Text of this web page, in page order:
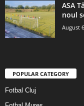
ASA
noul
August
POPULAR CATEGORY
Fotbal Cluj